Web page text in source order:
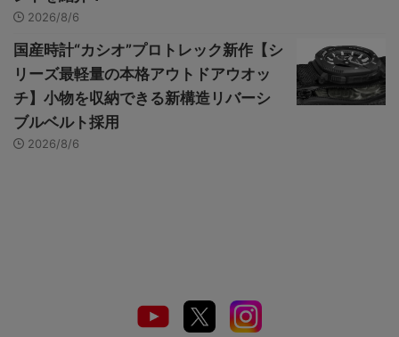
2026/8/6
国産時計“カシオ”プロトレック新作【シ
リーズ最軽量の本格アウトドアウオッ
チ】小物を収納できる新構造リバーシ
ブルベルト採用
2026/8/6